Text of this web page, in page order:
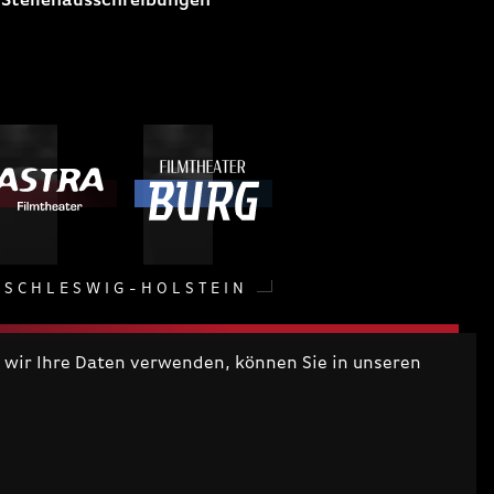
Ihre Daten verwenden, können Sie in unseren
SCHLESWIG-HOLSTEIN